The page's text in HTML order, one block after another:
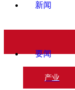
新闻
要闻
产业